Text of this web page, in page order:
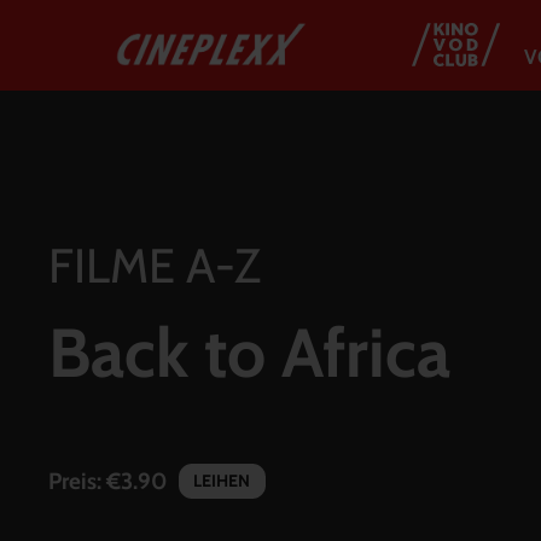
FILME A-Z
Back to Africa
Preis: €3.90 LEIHEN